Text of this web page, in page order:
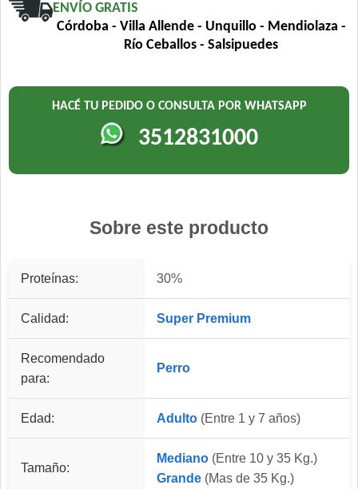
ENVÍO GRATIS
Córdoba - Villa Allende - Unquillo - Mendiolaza -
Río Ceballos - Salsipuedes
HACÉ TU PEDIDO O CONSULTA POR WHATSAPP
3512831000
Sobre este producto
Proteínas: 30%
Calidad: Super Premium
Recomendado
para:
Perro
Edad: Adulto (Entre 1 y 7 años)
Tamaño:
Mediano (Entre 10 y 35 Kg.)
Grande (Mas de 35 Kg.)